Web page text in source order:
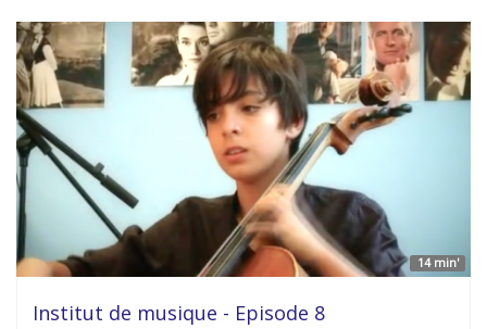
14 min'
Institut de musique - Episode 8